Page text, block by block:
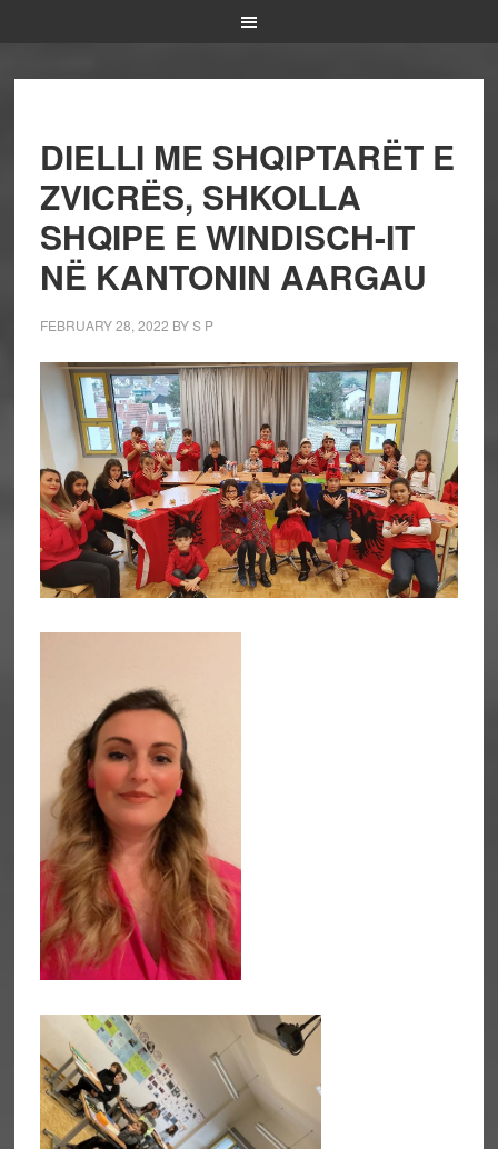
DIELLI ME SHQIPTARËT E
ZVICRËS, SHKOLLA
SHQIPE E WINDISCH-IT
NË KANTONIN AARGAU
FEBRUARY 28, 2022 BYS P